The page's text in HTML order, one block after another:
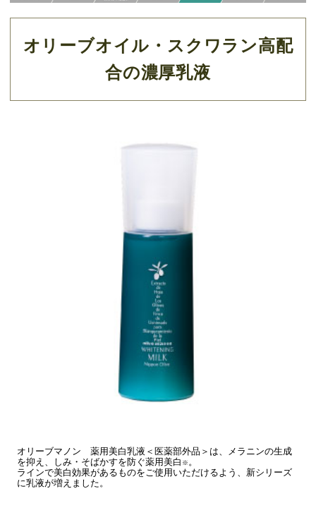
オリーブオイル・スクワラン高配
合の濃厚乳液
オリーブマノン 薬用美白乳液＜医薬部外品＞は、メラニンの生成
を抑え、しみ・そばかすを防ぐ薬用美白 ※ 。
ラインで美白効果があるものをご使用いただけるよう、新シリーズ
に乳液が増えました。